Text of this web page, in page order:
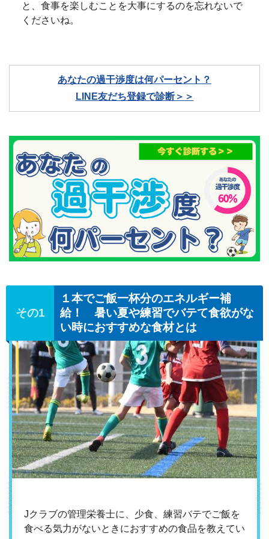
と、食事を楽しむことを大事にするのを忘れないで
くださいね。
あなたの過干渉度は何パーセント？
LINE友だち登録で診断＞＞
１本でご飯一杯分のエネルギー補
給！ 暑い夏や練習でバテて食欲がな
い時におすすめな食材とは
Jクラブの管理栄養士に、少食、練習バテでご飯を
食べる気力がないときにおすすめの食品を教えてい